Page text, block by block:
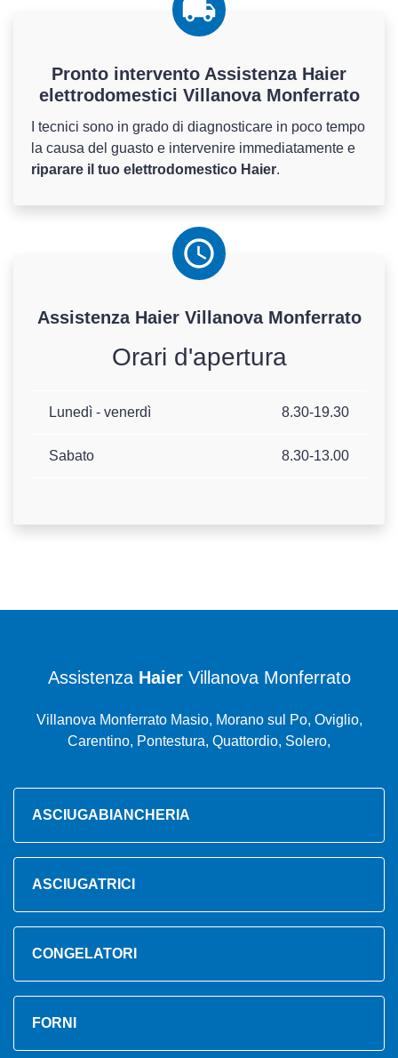
Pronto intervento Assistenza Haier
elettrodomestici Villanova Monferrato
I tecnici sono in grado di diagnosticare in poco tempo
la causa del guasto e intervenire immediatamente e
riparare il tuo elettrodomestico Haier.
Assistenza HaierVillanova Monferrato
Orari d'apertura
Lunedì - venerdì 8.30-19.30
Sabato 8.30-13.00
Assistenza HaierVillanova Monferrato
Villanova Monferrato Masio, Morano sul Po, Oviglio,
Carentino, Pontestura, Quattordio, Solero,
ASCIUGABIANCHERIA
ASCIUGATRICI
CONGELATORI
FORNI